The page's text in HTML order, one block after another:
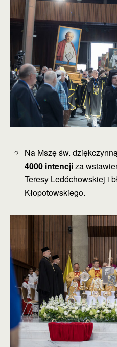
Na Mszę św.
4000 intencjiza
Teresy Ledóchowskiej i
Kłopotowskiego.